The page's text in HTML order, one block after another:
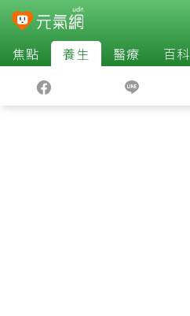
焦點 養生 醫療 百科